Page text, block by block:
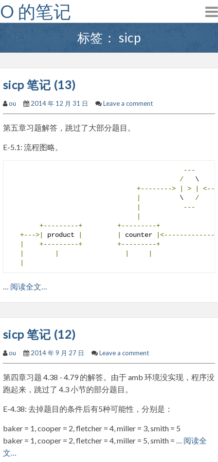
Skip
to
content
O 的笔记
标签： sicp
sicp 笔记 (13)
ou 2014 年 12 月 31 日 Leave a comment
第五章习题解答，跳过了大部分题目。
E-5.1: 流程图略。
---
/
+-------->
>
          \
/
---
+---------+
+---------+
+--->|
product counter
+---------+
+---------+
… 阅读全文…
sicp 笔记 (12)
ou 2014 年 9 月 27 日 Leave a comment
第四章习题 4.38 - 4.79 的解答。由于 amb 环境没实现，程序没
跑起来，跳过了 4.3 小节的部分题目。
E-4.38: 去掉题目的条件后有5种可能性，分别是：
baker = 1, cooper = 2, fletcher = 4, miller = 3, smith = 5
baker = 1, cooper = 2, fletcher = 4, miller = 5, smith = … 阅读全
文…